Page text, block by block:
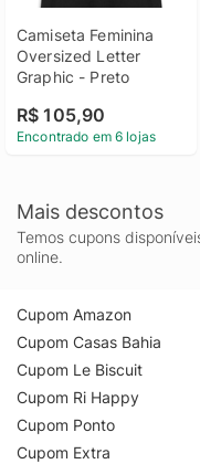
Camiseta Feminina
Oversized Letter
Graphic - Preto
R$ 105,90
Encontrado em 6 lojas
Mais descontos
Temos cupons
online.
Cupom Amazon
Cupom Casas Bahia
Cupom Le Biscuit
Cupom Ri Happy
Cupom Ponto
Cupom Extra